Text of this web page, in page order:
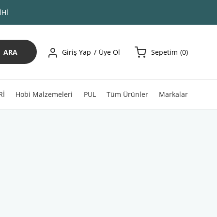
ARA Giriş Yap Üye Ol Sepetim 0
Hobi Malzemeleri PUL Tüm Ürünler Markalar